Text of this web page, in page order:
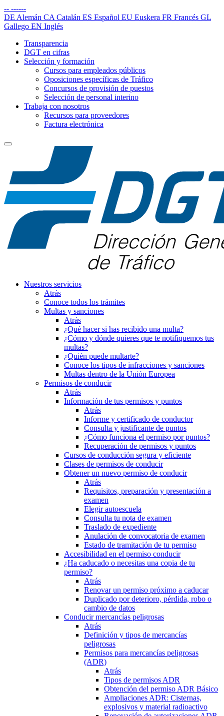
-- ------
DE Alemán CA Catalán ES Español EU Euskera FR Francés GL
Gallego EN Inglés
Transparencia
DGT en cifras
Selección y formación
Cursos para empleados públicos
Oposiciones específicas de Tráfico
Concursos de provisión de puestos
Selección de personal interino
Trabaja con nosotros
Recursos para proveedores
Factura electrónica
Nuestros servicios
Atrás
Conoce todos los trámites
Multas y sanciones
Atrás
¿Qué hacer si has recibido una multa?
¿Cómo y dónde quieres que te notifiquemos tus
multas?
¿Quién puede multarte?
Conoce los tipos de infracciones y sanciones
Multas dentro de la Unión Europea
Permisos de conducir
Atrás
Información de tus permisos y puntos
Atrás
Informe y certificado de conductor
Consulta y justificante de puntos
¿Cómo funciona el permiso por puntos?
Recuperación de permisos y puntos
Cursos de conducción segura y eficiente
Clases de permisos de conducir
Obtener un nuevo permiso de conducir
Atrás
Requisitos, preparación y presentación a
examen
Elegir autoescuela
Consulta tu nota de examen
Traslado de expediente
Anulación de convocatoria de examen
Estado de tramitación de tu permiso
Accesibilidad en el permiso conducir
¿Ha caducado o necesitas una copia de tu
permiso?
Atrás
Renovar un permiso próximo a caducar
Duplicado por deterioro, pérdida, robo o
cambio de datos
Conducir mercancías peligrosas
Atrás
Definición y tipos de mercancías
peligrosas
Permisos para mercancías peligrosas
(ADR)
Atrás
Tipos de permisos ADR
Obtención del permiso ADR Básico
Ampliaciones ADR: Cisternas,
explosivos y material radioactivo